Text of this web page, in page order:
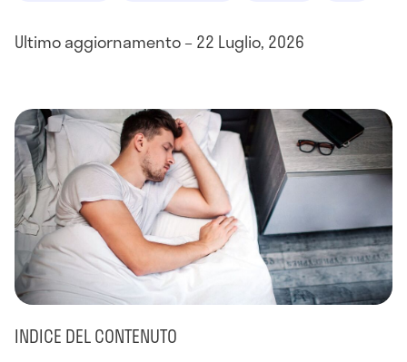
Ultimo aggiornamento – 22 Luglio, 2026
INDICE DEL CONTENUTO